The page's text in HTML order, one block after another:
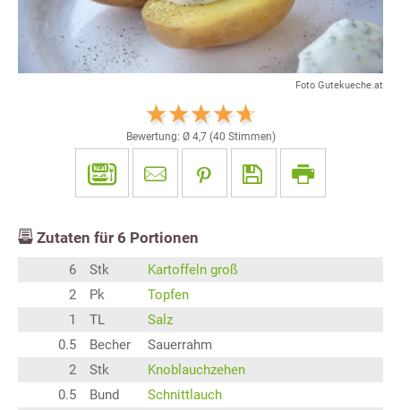
Foto Gutekueche.at
Bewertung: Ø 4,7(40 Stimmen)
Zutaten für 6 Portionen
6 Stk
Kartoffeln groß
2
Pk
Topfen
1
TL
Salz
0.5
Becher
Sauerrahm
2
Stk
Knoblauchzehen
0.5
Bund
Schnittlauch